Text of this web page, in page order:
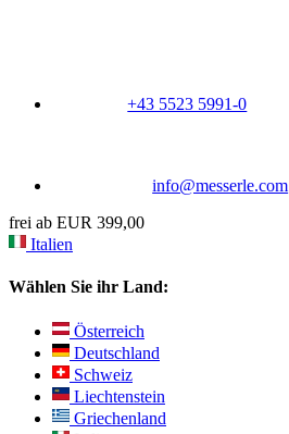
+43 5523 5991-0
info@messerle.com
frei ab EUR 399,00
Italien
Wählen Sie ihr Land:
Österreich
Deutschland
Schweiz
Liechtenstein
Griechenland